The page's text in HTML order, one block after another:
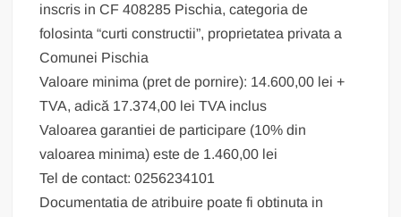
inscris in CF 408285 Pischia, categoria de
folosinta “curti constructii”, proprietatea privata a
Comunei Pischia
Valoare minima (pret de pornire): 14.600,00 lei +
TVA, adică 17.374,00 lei TVA inclus
Valoarea garantiei de participare (10% din
valoarea minima) este de 1.460,00 lei
Tel de contact: 0256234101
Documentatia de atribuire poate fi obtinuta in